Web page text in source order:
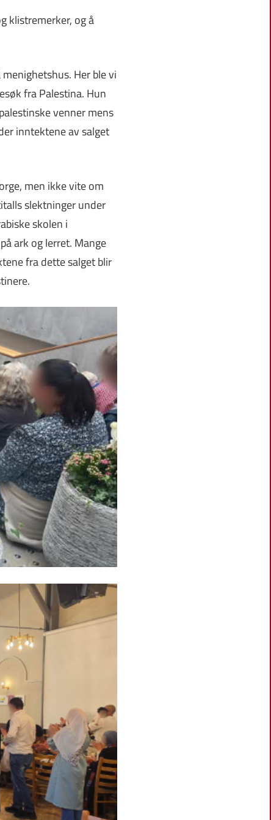
klistremerker, og å
Her ble vi
fra Palestina. Hun
venner mens
inntektene av salget
men ikke vite om
slektninger under
skolen i
ark og lerret. Mange
fra dette salget blir